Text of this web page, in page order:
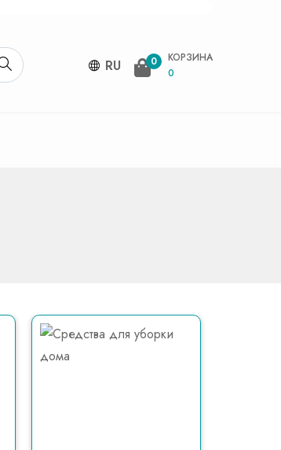
RU 0
КОРЗИНА
0